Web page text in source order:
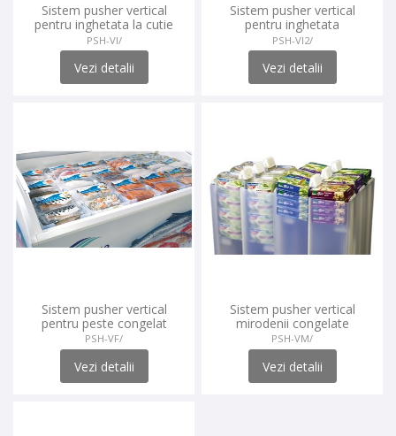
Sistem pusher vertical
pentru inghetata la cutie
PSH-VI/
Vezi detalii
Sistem pusher vertical
pentru inghetata
PSH-VI2/
Vezi detalii
Sistem pusher vertical
pentru peste congelat
PSH-VF/
Vezi detalii
Sistem pusher vertical
mirodenii congelate
PSH-VM/
Vezi detalii